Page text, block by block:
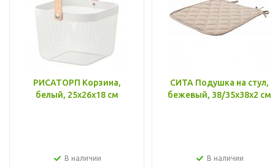
РИСАТОРП Корзина,
белый, 25x26x18 см
В наличии
СИТА Подушка на стул,
бежевый, 38/35x38x2 см
В наличии